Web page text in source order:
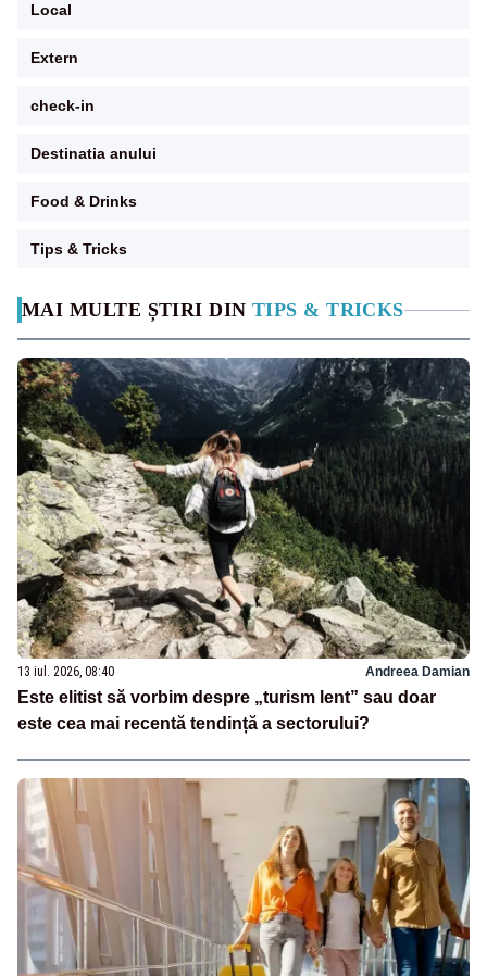
MAI MULTE ȘTIRI DIN TIPS & TRICKS
13 iul. 2026, 08:40 Andreea Damian
Este elitist să vorbim despre „turism lent” sau doar
este cea mai recentă tendință a sectorului?
Local
Extern
check-in
Destinatia anului
Food & Drinks
Tips & Tricks